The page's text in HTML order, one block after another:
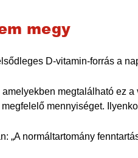
megy
D-vitamin-forrás a
megtalálható ez
mennyiséget.
„A normáltartomány